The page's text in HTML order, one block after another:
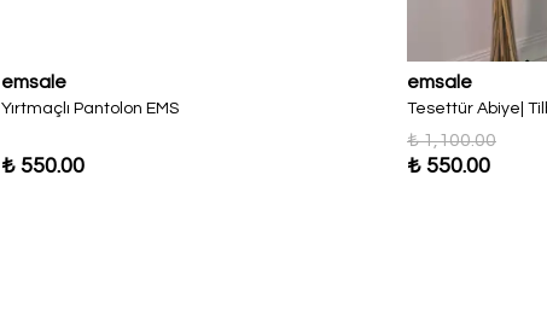
emsale
Yırtmaçlı Pantolon EMS
₺ 550.00
emsale
Tesettür Abiye|
₺ 1,100.00
₺ 550.00